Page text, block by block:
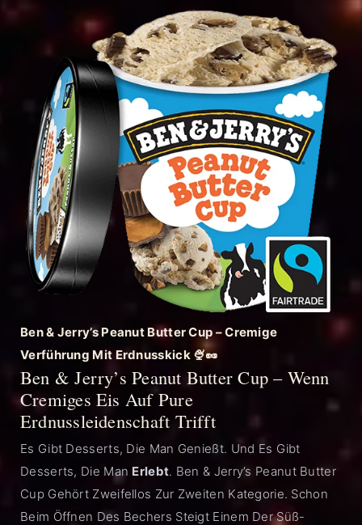
Ben & Jerry’s Peanut Butter Cup – Cremige
Verführung Mit Erdnusskick 🍨🥜
Ben & Jerry’s Peanut Butter Cup – Wenn
Cremiges Eis Auf Pure
Erdnussleidenschaft Trifft
Es Gibt Desserts, Die Man Genießt. Und Es Gibt
Desserts, Die Man Erlebt. Ben & Jerry’s Peanut Butter
Cup Gehört Zweifellos Zur Zweiten Kategorie. Schon
Beim Öffnen Des Bechers Steigt Einem Der Süß-